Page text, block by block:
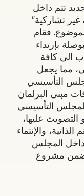
تتم داخل
تشاركية”
فقام
بإرتداء
الى كافة
مما يجعل
التأسيسي
مبنى البرلمان
التأسيسي
عليها،
والإنتماء
داخل المجلس
ضمن مشروع